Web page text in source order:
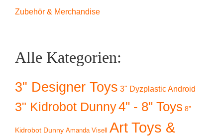
Zubehör & Merchandise
Alle Kategorien:
3" Designer Toys 3" Dyzplastic Android
3" Kidrobot Dunny4" - 8" Toys 8"
Kidrobot Dunny Amanda Visell
Art Toys &